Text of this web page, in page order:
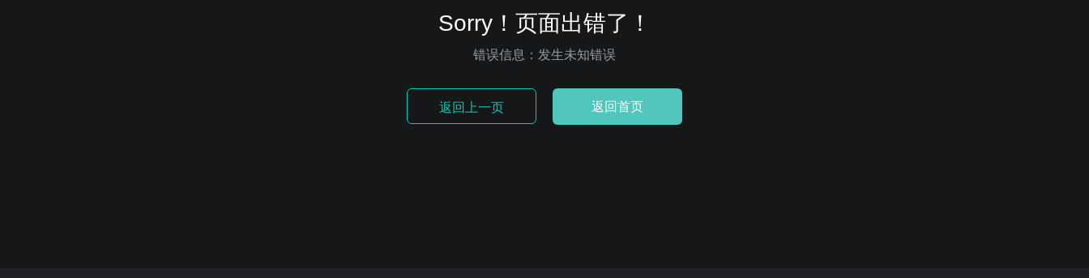
Sorry！页面出错了！
错误信息：发生未知错误
返回上一页 返回首页